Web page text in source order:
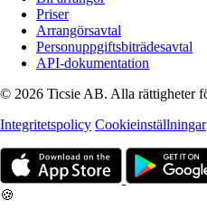
Priser
Arrangörsavtal
Personuppgiftsbiträdesavtal
API-dokumentation
© 2026 Ticsie AB. Alla rättigheter
Integritetspolicy Cookieinställningar
🍪